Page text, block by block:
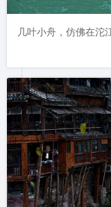
几叶小舟，仿佛在沱